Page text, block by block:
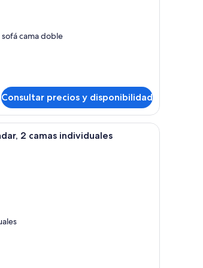
sofá cama doble
Consultar precios y disponibilidad
y un ventanal con cortinas.
Una habitación de hotel con dos camas, un
2 camas individuales